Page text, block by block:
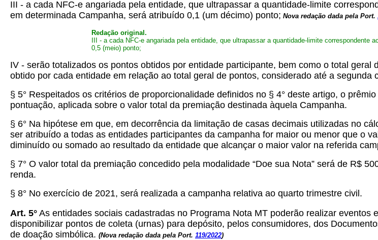
III - a cada NFC-e angariada pela entidade, que ultrapassar a quantidade-limite
em determinada Campanha, será atribuído 0,1 (um décimo) ponto; Nova redação dada pela Port.
Redação original.
III - a cada NFC-e angariada pela entidade, que ultrapassar a quantidade-limite
0,5 (meio) ponto;
IV - serão totalizados os pontos obtidos por entidade participante, bem como o total
obtido por cada entidade em relação ao total geral de pontos, considerado até a segunda
§ 5° Respeitados os critérios de proporcionalidade definidos no § 4° deste artigo, o
pontuação, aplicada sobre o valor total da premiação destinada àquela Campanha.
§ 6° Na hipótese em que, em decorrência da limitação de casas decimais utilizadas no
ser atribuído a todas as entidades participantes da campanha for maior ou menor que o
diminuído ou somado ao resultado da entidade que alcançar o maior valor na referida
§ 7° O valor total da premiação concedido pela modalidade “Doe sua Nota” será de R$
renda.
§ 8° No exercício de 2021, será realizada a campanha relativa ao quarto trimestre civil.
Art. 5° As entidades sociais cadastradas no Programa Nota MT poderão realizar
disponibilizar pontos de coleta (urnas) para depósito, pelos consumidores, dos
de doação simbólica. (Nova redação dada pela Port. 119/2022)